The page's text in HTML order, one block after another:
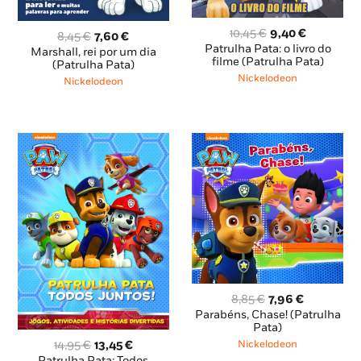
8,45€ O
preço
original
era:
7,60€O
preço
atual
Marshall, rei por um dia
(Patrulha Pata)
Nickelodeon
10,45€ O
preço
original
era:
9,40€O
preço
atual
Patrulha Pata: o livro do
filme (Patrulha Pata)
Nickelodeon
14,95€ O
13,45€O
8,85€ O
preço
original
era:
7,96€O
preço
Parabéns, Chase! (Patrulha
Pata)
Nickelodeon